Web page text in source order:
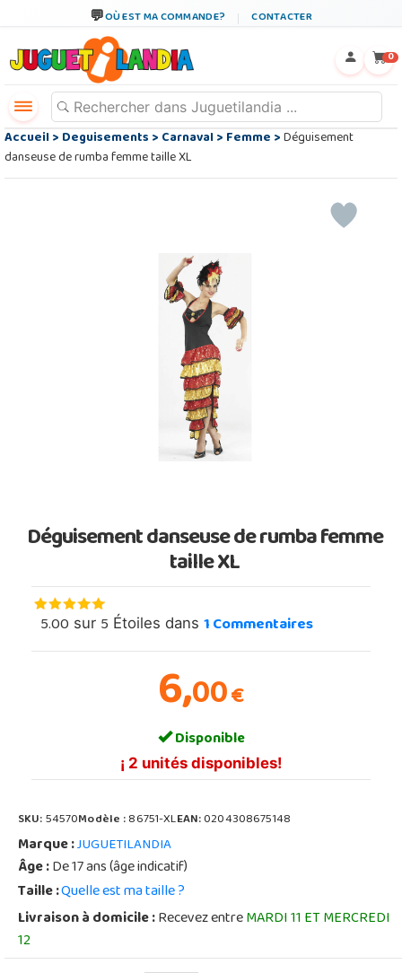
OÙ EST MA COMMANDE? CONTACTER
0
Accueil>Deguisements>Carnaval>Femme>Déguisement
danseuse de rumba femme taille XL
Déguisement danseuse de rumba femme
taille XL
5.00 sur 5 Étoiles dans 1Commentaires
6,00€
Disponible
¡ 2 unités disponibles!
SKU:54570Modèle :86751-XLEAN:0204308675148
Marque :JUGUETILANDIA
Âge :De 17 ans (âge indicatif)
Taille :Quelle est ma taille ?
Livraison à domicile :Recevez entreMARDI 11 ET MERCREDI
12